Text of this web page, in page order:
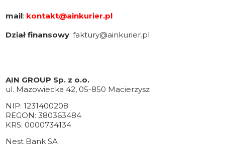
mail: kontakt@ainkurier.pl
Dział finansowy: faktury@ainkurier.pl
AIN GROUP Sp. z o.o.
ul. Mazowiecka 42, 05-850 Macierzysz
NIP: 1231400208
REGON: 380363484
KRS: 0000734134
Nest Bank SA